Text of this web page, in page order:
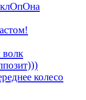
волк
колесо